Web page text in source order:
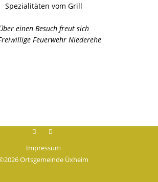
Spezialitäten vom Grill
einen Besuch freut sich
Feuerwehr Niederehe
Facebookinstagram
Impressum
Ortsgemeinde Üxheim